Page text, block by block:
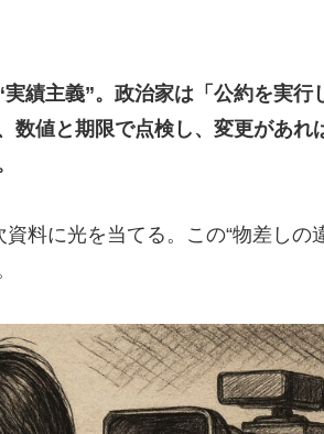
績主義”。政治家は「公約を実行
値と期限で点検し、変更があれ
料に光を当てる。この“物差しの